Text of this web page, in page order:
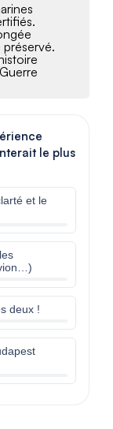
le plus
et le
deux !